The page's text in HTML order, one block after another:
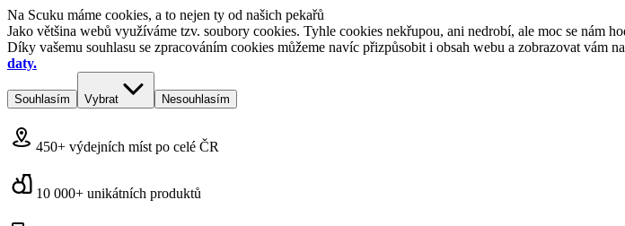
Na Scuku máme cookies, a to nejen ty od našich pekařů
Jako většina webů využíváme tzv. soubory cookies. Tyhle cookies nekřupou, ani nedrobí, ale moc se nám
Díky vašemu souhlasu se zpracováním cookies můžeme navíc přizpůsobit i obsah webu a zobrazovat vám
daty.
Souhlasím Vybrat Nesouhlasím
450+ výdejních míst po celé ČR
10 000+ unikátních produktů